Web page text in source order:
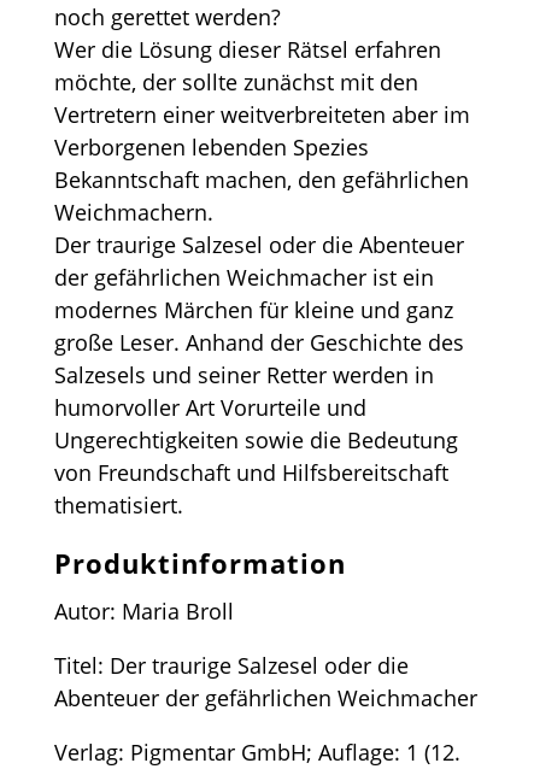
noch gerettet werden?
Wer die Lösung dieser Rätsel erfahren
möchte, der sollte zunächst mit den
Vertretern einer weitverbreiteten aber im
Verborgenen lebenden Spezies
Bekanntschaft machen, den gefährlichen
Weichmachern.
Der traurige Salzesel oder die Abenteuer
der gefährlichen Weichmacher ist ein
modernes Märchen für kleine und ganz
große Leser. Anhand der Geschichte des
Salzesels und seiner Retter werden in
humorvoller Art Vorurteile und
Ungerechtigkeiten sowie die Bedeutung
von Freundschaft und Hilfsbereitschaft
thematisiert.
Produktinformation
Autor: Maria Broll
Titel: Der traurige Salzesel oder die
Abenteuer der gefährlichen Weichmacher
Verlag: Pigmentar GmbH; Auflage: 1 (12.